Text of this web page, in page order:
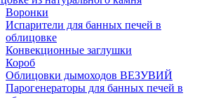
Воронки
Испарители для банных печей в
облицовке
Конвекционные заглушки
Короб
Облицовки дымоходов ВЕЗУВИЙ
Парогенераторы для банных печей в